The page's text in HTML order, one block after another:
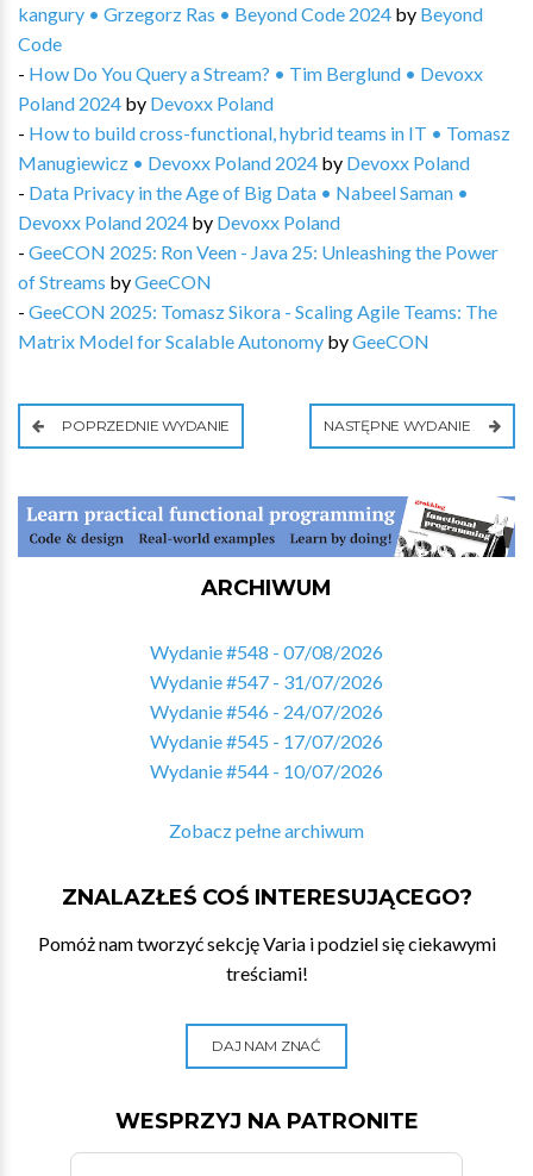
kangury • Grzegorz Ras • Beyond Code 2024 by Beyond
Code
- How Do You Query a Stream? • Tim Berglund • Devoxx
Poland 2024 by Devoxx Poland
- How to build cross-functional, hybrid teams in IT • Tomasz
Manugiewicz • Devoxx Poland 2024 by Devoxx Poland
- Data Privacy in the Age of Big Data • Nabeel Saman •
Devoxx Poland 2024 by Devoxx Poland
- GeeCON 2025: Ron Veen - Java 25: Unleashing the Power
of Streams byGeeCON
- GeeCON 2025: Tomasz Sikora - Scaling Agile Teams: The
Matrix Model for Scalable Autonomy byGeeCON
POPRZEDNIE WYDANIE NASTĘPNE WYDANIE
ARCHIWUM
Wydanie #548 - 07/08/2026
Wydanie #547 - 31/07/2026
Wydanie #546 - 24/07/2026
Wydanie #545 - 17/07/2026
Wydanie #544 - 10/07/2026
Zobacz pełne archiwum
ZNALAZŁEŚ COŚ INTERESUJĄCEGO?
Pomóż nam tworzyć sekcję Varia i podziel się ciekawymi
treściami!
DAJ NAM ZNAĆ
WESPRZYJ NA PATRONITE